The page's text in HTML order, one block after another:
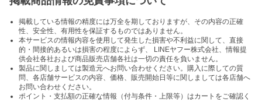
掲載している情報の精度には万全を期しておりますが、その内容の正確
性、安全性、有用性を保証するものではありません。
本サービスの情報内容を使用して発生した損害や不利益に関して、直接
的・間接的あるいは損害の程度によらず、 LINEヤフー株式会社、情報提
供会社各社および商品販売店舗各社は一切の責任を負いません。
製品に関しましては製造元へお問い合わせください。購入に際しての質
問、各店舗サービスの内容、価格、販売開始日等に関しましては各店舗へ
お問い合わせください。
ポイント・支払額の正確な情報（付与条件・上限等）はカートをご確認く